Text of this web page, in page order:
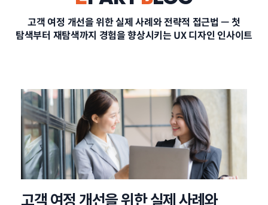
PORTFOLIO
CONTACT
정부지원사업
고객 여정 개선을 위한 실제 사례와 전략적 접근법 — 첫
탐색부터 재탐색까지 경험을 향상시키는 UX 디자인 인사이트
고객 여정 개선을 위한 실제 사례와